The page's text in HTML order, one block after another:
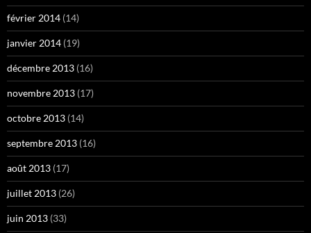
février 2014 (14)
janvier 2014 (19)
décembre 2013 (16)
novembre 2013 (17)
octobre 2013 (14)
septembre 2013 (16)
août 2013 (17)
juillet 2013 (26)
juin 2013 (33)